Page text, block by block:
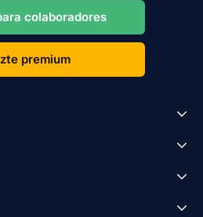
colaboradores
premium